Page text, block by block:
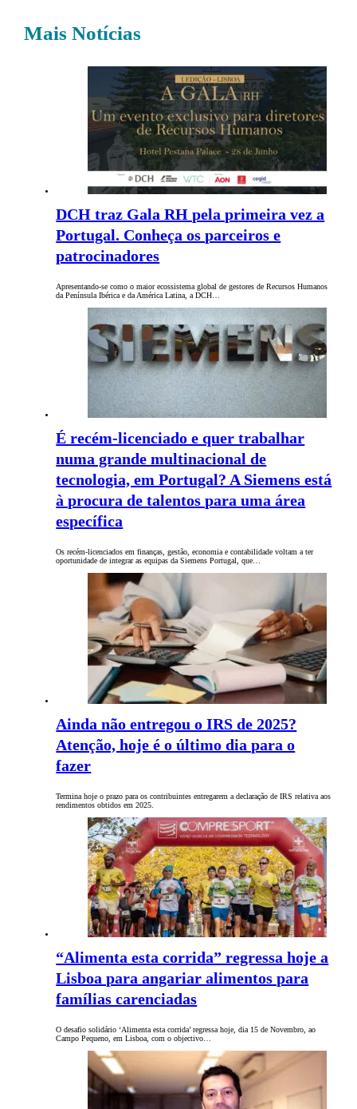
Mais Notícias
DCH traz Gala RH pela primeira vez a
Portugal. Conheça os parceiros e
patrocinadores
Apresentando-se como o maior ecossistema global de gestores de Recursos Humanos
da Península Ibérica e da América Latina, a DCH…
É recém-licenciado e quer trabalhar
numa grande multinacional de
tecnologia, em Portugal? A Siemens está
à procura de talentos para uma área
específica
Os recém-licenciados em finanças, gestão, economia e contabilidade voltam a ter
oportunidade de integrar as equipas da Siemens Portugal, que…
Ainda não entregou o IRS de 2025?
Atenção, hoje é o último dia para o
fazer
Termina hoje o prazo para os contribuintes entregarem a declaração de IRS relativa aos
rendimentos obtidos em 2025.
“Alimenta esta corrida” regressa hoje a
Lisboa para angariar alimentos para
famílias carenciadas
O desafio solidário ‘Alimenta esta corrida’ regressa hoje, dia 15 de Novembro, ao
Campo Pequeno, em Lisboa, com o objectivo…